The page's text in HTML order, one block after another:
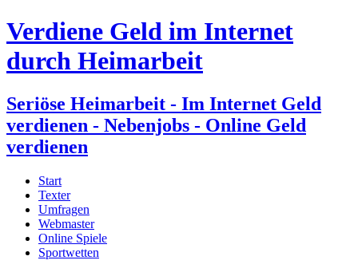
Verdiene Geld im Internet
durch Heimarbeit
Seriöse Heimarbeit - Im Internet Geld
verdienen - Nebenjobs - Online Geld
verdienen
Start
Texter
Umfragen
Webmaster
Online Spiele
Sportwetten